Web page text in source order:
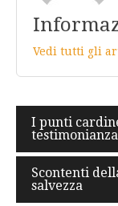
Vedi tutti gli
articoli
I punti
testimonianza
Scontenti
salvezza